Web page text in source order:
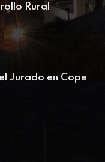
Rural
Jurado en Cope